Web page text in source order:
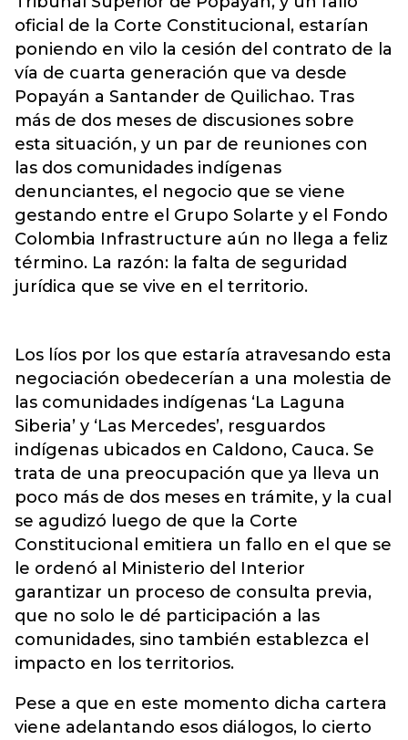
oficial de la Corte Constitucional, estarían
poniendo en vilo la cesión del contrato de la
vía de cuarta generación que va desde
Popayán a Santander de Quilichao. Tras
más de dos meses de discusiones sobre
esta situación, y un par de reuniones con
las dos comunidades indígenas
denunciantes, el negocio que se viene
gestando entre el Grupo Solarte y el Fondo
Colombia Infrastructure aún no llega a feliz
término. La razón: la falta de seguridad
jurídica que se vive en el territorio.
Los líos por los que estaría atravesando esta
negociación obedecerían a una molestia de
las comunidades indígenas ‘La Laguna
Siberia’ y ‘Las Mercedes’, resguardos
indígenas ubicados en Caldono, Cauca. Se
trata de una preocupación que ya lleva un
poco más de dos meses en trámite, y la cual
se agudizó luego de que la Corte
Constitucional emitiera un fallo en el que se
le ordenó al Ministerio del Interior
garantizar un proceso de consulta previa,
que no solo le dé participación a las
comunidades, sino también establezca el
impacto en los territorios.
Pese a que en este momento dicha cartera
viene adelantando esos diálogos, lo cierto